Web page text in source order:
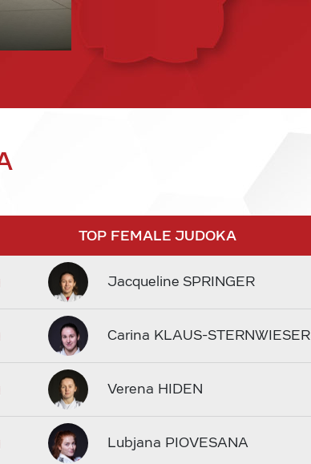
TOP FEMALE JUDOKA
Jacqueline SPRINGER
Carina KLAUS-STERNWIESER
Verena HIDEN
Lubjana PIOVESANA